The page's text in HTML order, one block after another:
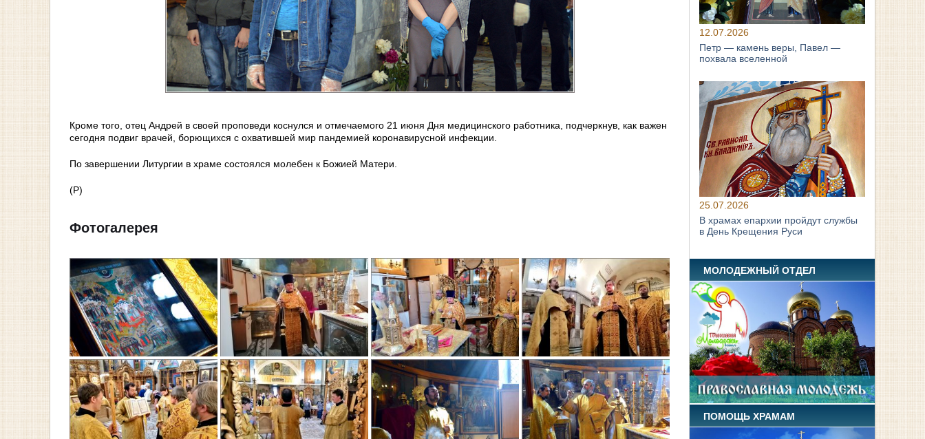
Кроме того, отец Андрей в своей проповеди коснулся и отмечаемого 21 июня Дня медицинского работника, подчеркнув, как важен
сегодня подвиг врачей, борющихся с охватившей мир пандемией коронавирусной инфекции.
По завершении Литургии в храме состоялся молебен к Божией Матери.
(Р)
Фотогалерея
12.07.2026
Петр — камень веры, Павел —
похвала вселенной
25.07.2026
В храмах епархии пройдут службы
в День Крещения Руси
МОЛОДЕЖНЫЙ ОТДЕЛ
ПОМОЩЬ ХРАМАМ